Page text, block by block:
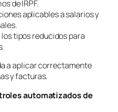
de IRPF.
aplicables a salarios y
tipos reducidos para
a aplicar correctamente
y facturas.
automatizados de